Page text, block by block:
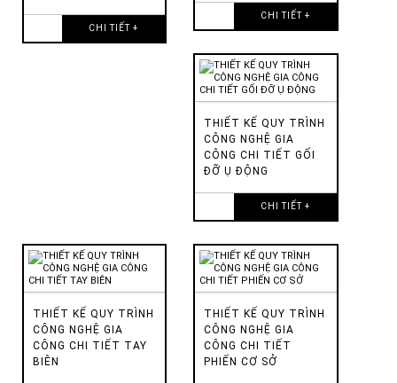
CHI TIẾT +
CHI TIẾT +
THIẾT KẾ QUY TRÌNH
CÔNG NGHỆ GIA
CÔNG CHI TIẾT GỐI
ĐỠ Ụ ĐỘNG
CHI TIẾT +
THIẾT KẾ QUY TRÌNH
CÔNG NGHỆ GIA
CÔNG CHI TIẾT TAY
BIÊN
THIẾT KẾ QUY TRÌNH
CÔNG NGHỆ GIA
CÔNG CHI TIẾT
PHIẾN CƠ SỞ